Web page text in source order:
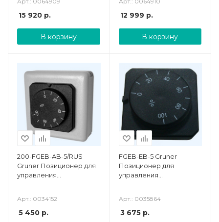
15 920 р.
В корзину
12 999 р.
В корзину
200-FGEB-AB-5/RUS
Gruner Позиционер для
управления
Арт.: 0034152
5 450 р.
FGEB-EB-5 Gruner
Позиционер для
управления
Арт.: 0035864
3 675р.